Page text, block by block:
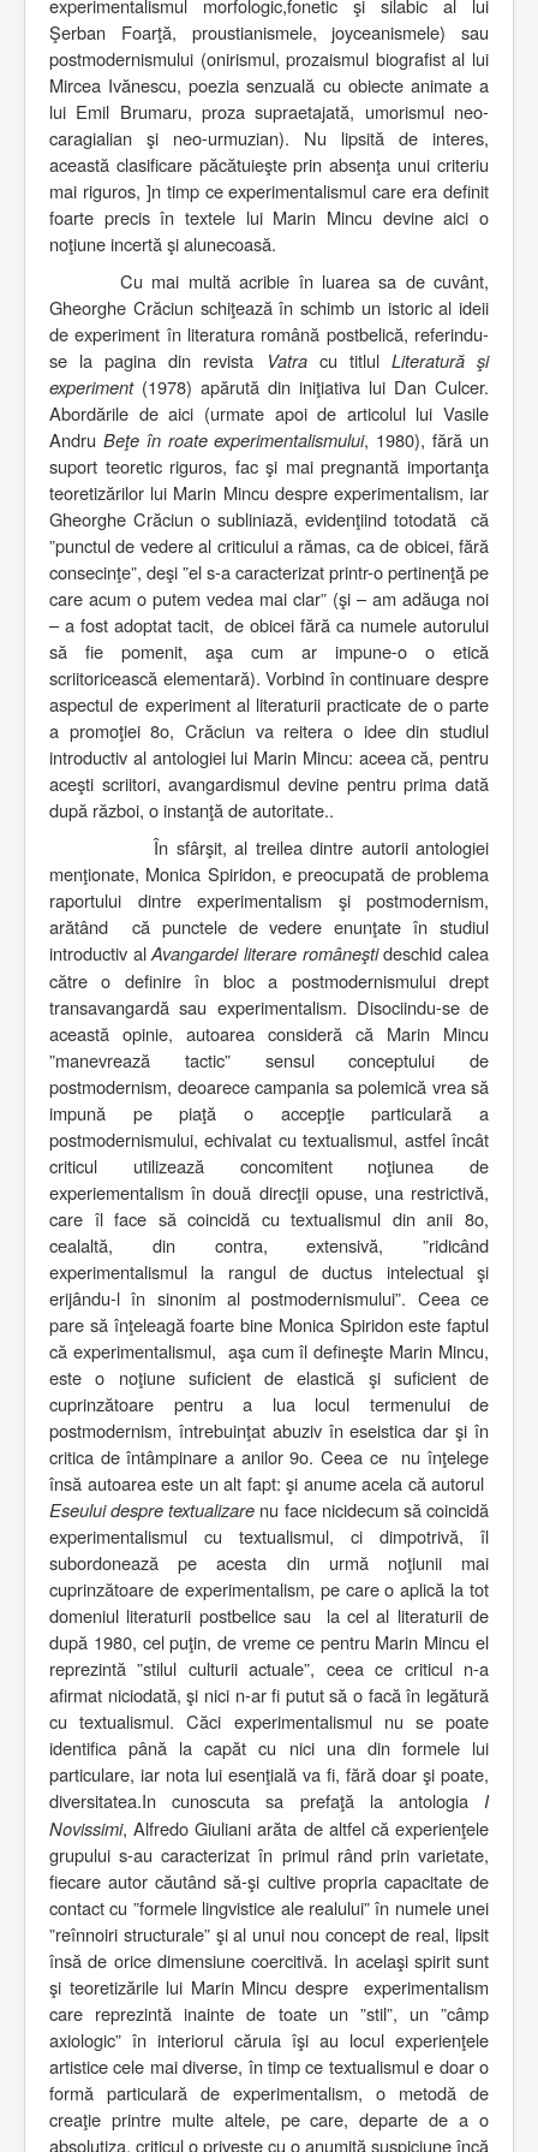
experimentalismul morfologic,fonetic şi silabic al lui
Şerban Foarţă, proustianismele, joyceanismele) sau
postmodernismului (onirismul, prozaismul biografist al lui
Mircea Ivănescu, poezia senzuală cu obiecte animate a
lui Emil Brumaru, proza supraetajată, umorismul neo-
caragialian şi neo-urmuzian). Nu lipsită de interes,
această clasificare păcătuieşte prin absenţa unui criteriu
mai riguros, ]n timp ce experimentalismul care era definit
foarte precis în textele lui Marin Mincu devine aici o
noţiune incertă şi alunecoasă.
Cu mai multă acribie în luarea sa de cuvânt,
Gheorghe Crăciun schiţează în schimb un istoric al ideii
de experiment în literatura română postbelică, referindu-
se la pagina din revista Vatra cu titlul Literatură şi
experiment (1978) apărută din iniţiativa lui Dan Culcer.
Abordările de aici (urmate apoi de articolul lui Vasile
Andru Beţe în roate experimentalismului, 1980), fără un
suport teoretic riguros, fac şi mai pregnantă importanţa
teoretizărilor lui Marin Mincu despre experimentalism, iar
Gheorghe Crăciun o subliniază, evidenţiind totodată că
”punctul de vedere al criticului a rămas, ca de obicei, fără
consecinţe”, deşi ”el s-a caracterizat printr-o pertinenţă pe
care acum o putem vedea mai clar” (şi – am adăuga noi
– a fost adoptat tacit, de obicei fără ca numele autorului
să fie pomenit, aşa cum ar impune-o o etică
scriitoricească elementară). Vorbind în continuare despre
aspectul de experiment al literaturii practicate de o parte
a promoţiei 8o, Crăciun va reitera o idee din studiul
introductiv al antologiei lui Marin Mincu: aceea că, pentru
aceşti scriitori, avangardismul devine pentru prima dată
după război, o instanţă de autoritate..
În sfârşit, al treilea dintre autorii antologiei
menţionate, Monica Spiridon, e preocupată de problema
raportului dintre experimentalism şi postmodernism,
arătând
că punctele de vedere enunţate în studiul
introductiv alAvangardei literare româneşti deschid calea
către o definire în bloc a postmodernismului drept
transavangardă sau experimentalism. Disociindu-se de
această opinie, autoarea consideră că Marin Mincu
”manevrează tactic” sensul conceptului de
postmodernism, deoarece campania sa polemică vrea să
impună pe piaţă o accepţie particulară a
postmodernismului, echivalat cu textualismul, astfel încât
criticul utilizează concomitent noţiunea de
experiementalism în două direcţii opuse, una restrictivă,
care îl face să coincidă cu textualismul din anii 8o,
cealaltă, din contra, extensivă, ”ridicând
experimentalismul la rangul de ductus intelectual şi
erijându-l în sinonim al postmodernismului”. Ceea ce
pare să înţeleagă foarte bine Monica Spiridon este faptul
că experimentalismul, aşa cum îl defineşte Marin Mincu,
este o noţiune suficient de elastică şi suficient de
cuprinzătoare pentru a lua locul termenului de
postmodernism, întrebuinţat abuziv în eseistica dar şi în
critica de întâmpinare a anilor 9o. Ceea ce nu înţelege
însă autoarea este un alt fapt: şi anume acela că autorul
Eseului despre textualizare nu face nicidecum să coincidă
experimentalismul cu textualismul, ci dimpotrivă, îl
subordonează pe acesta din urmă noţiunii mai
cuprinzătoare de experimentalism, pe care o aplică la tot
domeniul literaturii postbelice sau
la cel al literaturii de
după 1980, cel puţin, de vreme ce pentru Marin Mincu el
reprezintă ”stilul culturii actuale”, ceea ce criticul n-a
afirmat niciodată, şi nici n-ar fi putut să o facă în legătură
cu textualismul. Căci experimentalismul nu se poate
identifica până la capăt cu nici una din formele lui
particulare, iar nota lui esenţială va fi, fără doar şi poate,
diversitatea.In cunoscuta sa prefaţă la antologia
I
Novissimi, Alfredo Giuliani arăta de altfel că experienţele
grupului s-au caracterizat în primul rând prin varietate,
fiecare autor căutând să-şi cultive propria capacitate de
contact cu ”formele lingvistice ale realului” în numele unei
”reînnoiri structurale” şi al unui nou concept de real, lipsit
însă de orice dimensiune coercitivă. In acelaşi spirit sunt
şi teoretizările lui Marin Mincu despre
experimentalism
care reprezintă inainte de toate un ”stil”, un ”câmp
axiologic” în interiorul căruia îşi au locul experienţele
artistice cele mai diverse, în timp ce textualismul e doar o
formă particulară de experimentalism, o metodă de
creaţie printre multe altele, pe care, departe de a o
absolutiza, criticul o priveşte cu o anumită suspiciune încă